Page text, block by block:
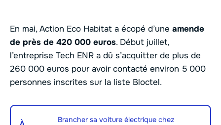
En mai, Action Eco Habitat a écopé d’une amende
de près de 420 000 euros. Début juillet,
l’entreprise Tech ENR a dû s’acquitter de plus de
260 000 euros pour avoir contacté environ 5 000
personnes inscrites sur la liste Bloctel.
Brancher sa voiture électrique chez